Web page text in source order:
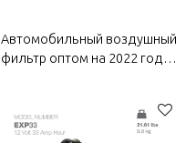
Автомобильный воздушный
фильтр оптом на 2022 год
высокоэффективная
фильтрация | Автозапчасти